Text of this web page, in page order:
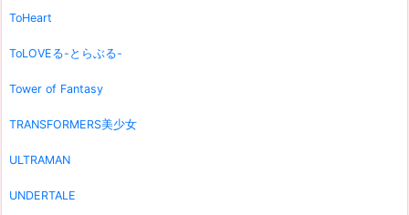
ToHeart
ToLOVEる-とらぶる-
Tower of Fantasy
TRANSFORMERS美少女
ULTRAMAN
UNDERTALE